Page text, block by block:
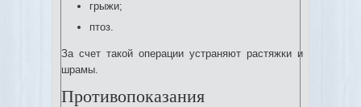
грыжи;
птоз.
За счет такой операции устраняют растяжки и
шрамы.
Противопоказания